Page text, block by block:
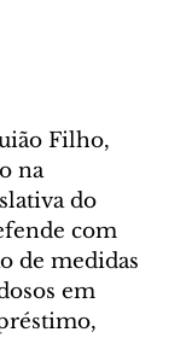
Filho,
na
do
com
de medidas
em